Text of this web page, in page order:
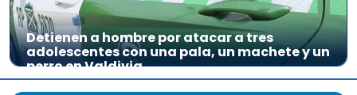
Detienen a hombre por atacar a tres
adolescentes con una pala, un machete y un
perro en Valdivia